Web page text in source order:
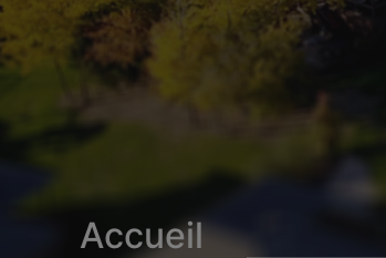
Accueil